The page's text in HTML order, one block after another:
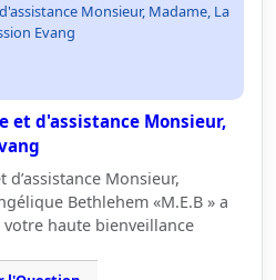
Monsieur, Madame, La
Evang
et d'assistance Monsieur,
d’assistance Monsieur,
Bethlehem «M.E.B » a
haute bienveillance